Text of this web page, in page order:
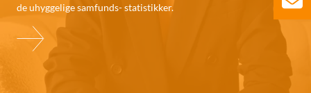
de uhyggelige samfunds- statistikker.